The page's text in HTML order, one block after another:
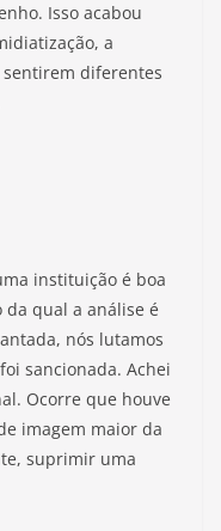
Isso acabou
a
sentirem diferentes
instituição é boa
qual a análise é
nós lutamos
sancionada. Achei
Ocorre que houve
imagem maior da
suprimir uma